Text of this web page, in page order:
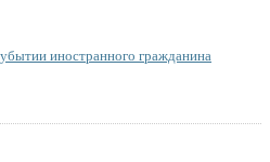
иностранного гражданина